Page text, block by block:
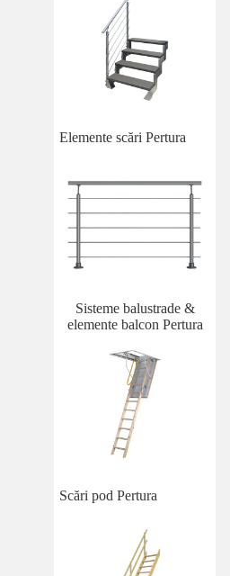
Elemente scări Pertura
Sisteme balustrade &
elemente balcon Pertura
Scări pod Pertura